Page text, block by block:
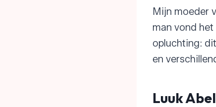
Mijn moeder
man vond
opluchting:
en
Luuk